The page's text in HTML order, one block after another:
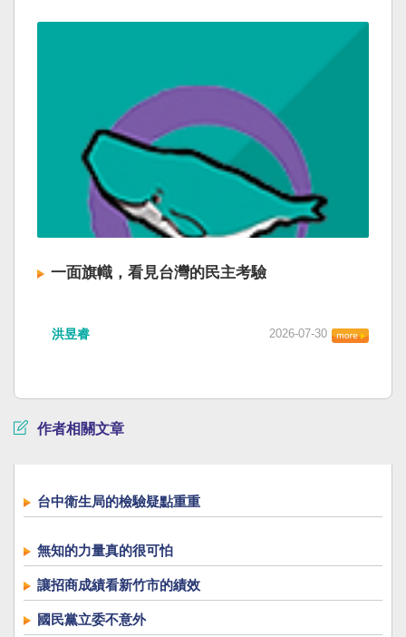
一面旗幟，看見台灣的民主考驗
洪昱睿 2026-07-30
作者相關文章
台中衛生局的檢驗疑點重重
無知的力量真的很可怕
讓招商成績看新竹市的績效
國民黨立委不意外